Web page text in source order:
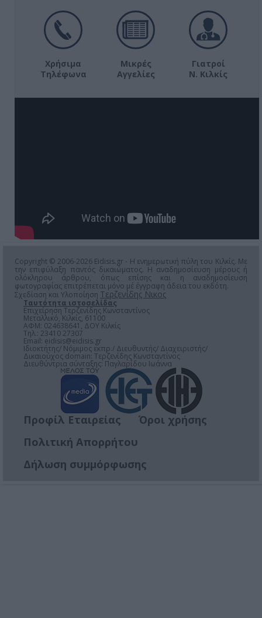
Χρήσιμα
Τηλέφωνα
Μικρές
Αγγελίες
Γιατροί
Ν. Κιλκίς
Copyright © 2006-2026 Eidisis.gr - Η ενημερωτική πύλη του Κιλκίς. Με
την επιφύλαξη παντός δικαιώματος. Η αναδημοσίευση μέρους ή
ολόκληρου άρθρου, όπως επίσης και η αναδημοσίευση
φωτογραφίας επιτρέπεται μόνο μέ έγγραφη άδεια του εκδότη.
Σχεδίαση και Υλοποίηση Τερζενίδης Νικος
Ταυτότητα ιστοσελίδας
Επιχείρηση Τερζενίδης Κωνσταντίνος
Μεταλλικό, Κιλκίς, 61100
ΑΦΜ: 024638641, ΔΟΥ Κιλκίς
Τηλ.: 23410 27307
Email: eidisis@eidisis.gr
Ιδιοκτήτης/ Νόμιμος εκπρ./ Διευθυντής/ Διαχειριστής/
Δικαιούχος domain: Τερζενίδης Κωνσταντίνος
Διευθύντρια σύνταξης: Παγλαρίδου Ιωάννα
Προφίλ Εταιρείας
Όροι χρήσης
Πολιτική Απορρήτου
Δήλωση συμμόρφωσης